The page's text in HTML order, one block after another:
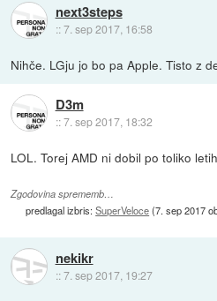
next3steps
::7. sep 2017, 16:58
Nihče. LGju jo bo pa Apple. Tisto z
D3m
::7. sep 2017, 18:32
LOL. Torej AMD ni dobil po toliko
Zgodovina sprememb…
predlagal izbris:SuperVeloce(7. sep 2017
nekikr
::7. sep 2017, 19:27